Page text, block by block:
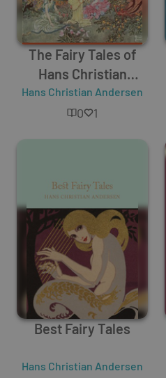
The Fairy Tales of
Hans Christian
Anderson Vol. 3
Hans Christian Andersen
0 1
Best Fairy Tales
Hans Christian Andersen